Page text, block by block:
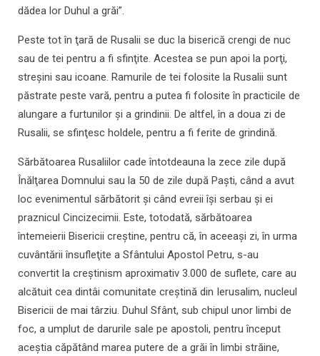
dădea lor Duhul a grăi”.
Peste tot în ţară de Rusalii se duc la biserică crengi de nuc
sau de tei pentru a fi sfinţite. Acestea se pun apoi la porţi,
streşini sau icoane. Ramurile de tei folosite la Rusalii sunt
păstrate peste vară, pentru a putea fi folosite în practicile de
alungare a furtunilor şi a grindinii. De altfel, în a doua zi de
Rusalii, se sfinţesc holdele, pentru a fi ferite de grindină.
Sărbătoarea Rusaliilor cade întotdeauna la zece zile după
Înălţarea Domnului sau la 50 de zile după Paşti, când a avut
loc evenimentul sărbătorit şi când evreii îşi serbau şi ei
praznicul Cincizecimii. Este, totodată, sărbătoarea
întemeierii Bisericii creştine, pentru că, în aceeaşi zi, în urma
cuvântării însufleţite a Sfântului Apostol Petru, s-au
convertit la creştinism aproximativ 3.000 de suflete, care au
alcătuit cea dintâi comunitate creştină din Ierusalim, nucleul
Bisericii de mai târziu. Duhul Sfânt, sub chipul unor limbi de
foc, a umplut de darurile sale pe apostoli, pentru început
aceştia căpătând marea putere de a grăi în limbi străine,